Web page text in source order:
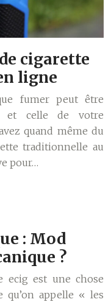
cigarette
ligne
fumer peut être
et celle de votre
quand même du
traditionnelle au
pour…
: Mod
?
ecig est une chose
qu’on appelle « les